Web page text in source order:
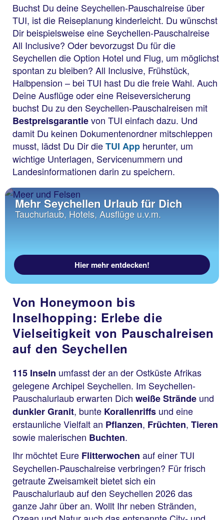
Buchst Du deine Seychellen-Pauschalreise über
TUI, ist die Reiseplanung kinderleicht. Du wünschst
Dir beispielsweise eine Seychellen-Pauschalreise
All Inclusive? Oder bevorzugst Du für die
Seychellen die Option Hotel und Flug, um möglichst
spontan zu bleiben? All Inclusive, Frühstück,
Halbpension – bei TUI hast Du die freie Wahl. Auch
Deine Ausflüge oder eine Reiseversicherung
buchst Du zu den Seychellen-Pauschalreisen mit
Bestpreisgarantievon TUI einfach dazu. Und
damit Du keinen Dokumentenordner mitschleppen
musst, lädst Du Dir dieTUI App herunter, um
wichtige Unterlagen, Servicenummern und
Landesinformationen darin zu speichern.
Mehr Seychellen Urlaub für Dich
Tauchurlaub, Hotels, Ausflüge u.v.m.
Hier mehr entdecken!
Von Honeymoon bis
Inselhopping: Erlebe die
Vielseitigkeit von Pauschalreisen
auf den Seychellen
115 Inseln umfasst der an der Ostküste Afrikas
gelegene Archipel Seychellen. Im Seychellen-
Pauschalurlaub erwarten Dich weiße Strände und
dunkler Granit, bunte Korallenriffs und eine
erstaunliche Vielfalt an Pflanzen, Früchten, Tieren
sowie malerischen Buchten.
Ihr möchtet Eure Flitterwochen auf einer TUI
Seychellen-Pauschalreise verbringen? Für frisch
getraute Zweisamkeit bietet sich ein
Pauschalurlaub auf den Seychellen 2026 das
ganze Jahr über an. Wollt Ihr neben Stränden,